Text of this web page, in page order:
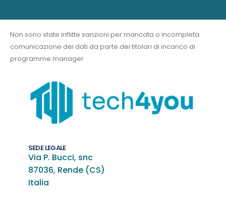
Non sono state inflitte sanzioni per mancata o incompleta
comunicazione dei dati da parte dei titolari di incarico di
programme manager
SEDE LEGALE
Via P. Bucci, snc
87036, Rende (CS)
Italia